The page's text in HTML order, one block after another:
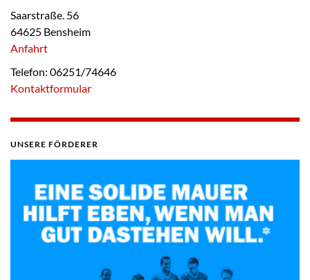
Saarstraße. 56
64625 Bensheim
Anfahrt
Telefon: 06251/74646
Kontaktformular
UNSERE FÖRDERER